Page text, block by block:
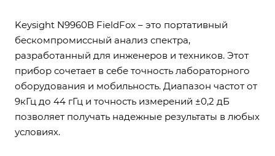
Keysight N9960B FieldFox – это портативный
бескомпромиссный анализ спектра,
разработанный для инженеров и техников. Этот
прибор сочетает в себе точность лабораторного
оборудования и мобильность. Диапазон частот от
9кГц до 44 гГц и точность измерений ±0,2 дБ
позволяет получать надежные результаты в любых
условиях.